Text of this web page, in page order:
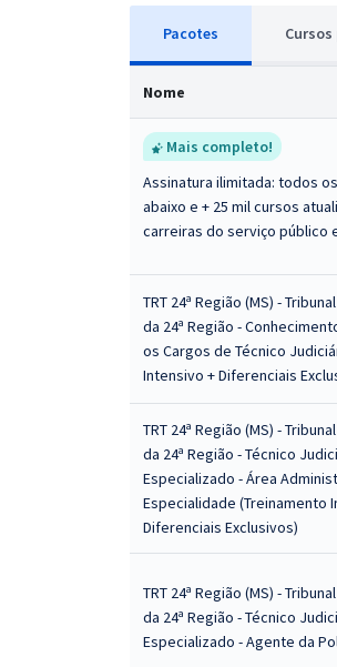
Pacotes Cursos
Nome
Mais completo!
Assinatura ilimitada: todos
abaixo e + 25 mil cursos
carreiras do serviço público
TRT 24ª Região (MS) -
da 24ª Região -
os Cargos de Técnico
Intensivo + Diferenciais
TRT 24ª Região (MS) -
da 24ª Região - Técnico
Especializado - Área
Especialidade (Treinamento
Diferenciais Exclusivos)
TRT 24ª Região (MS) -
da 24ª Região - Técnico
Especializado - Agente da